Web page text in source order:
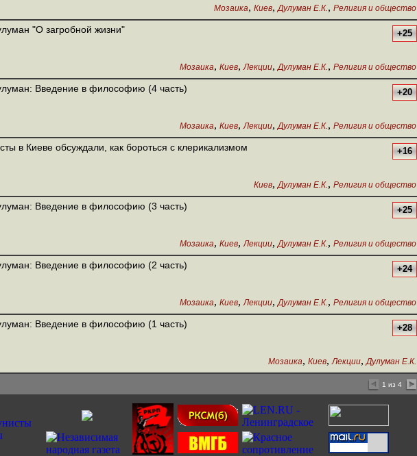
Мозаика, Киев, Дулуман Е.К., Религия и общество
"О загробной жизни" +25
Мозаика, Киев, Лекции, Дулуман Е.К., Религия и общество
Введение в философию (4 часть) +20
Мозаика, Киев, Лекции, Дулуман Е.К., Религия и общество
в Киеве обсуждали, как бороться с клерикализмом +16
Киев, Дулуман Е.К., Религия и общество
Введение в философию (3 часть) +25
Мозаика, Киев, Лекции, Дулуман Е.К., Религия и общество
Введение в философию (2 часть) +24
Мозаика, Киев, Лекции, Дулуман Е.К., Религия и общество
Введение в философию (1 часть) +28
Мозаика, Киев, Лекции, Дулуман Е.К.
1 из 4